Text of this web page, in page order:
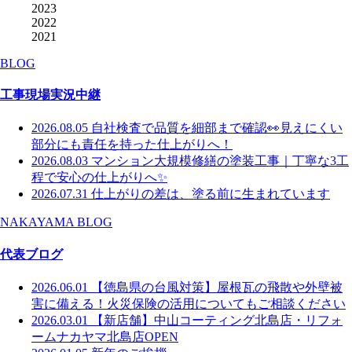
2023
2022
2021
BLOG
工事現場実況中継
2026.08.05 自社検査で品質を細部まで確認👀見えにくい
部分にも責任を持った仕上がりへ！
2026.08.03 マンション大規模修繕の塗装工事｜丁寧な3工
程で安心の仕上がりへ✨
2026.07.31 仕上がりの差は、塗る前に生まれています
NAKAYAMA BLOG
代表ブログ
2026.06.01
【徳島県の台風対策】屋根瓦の飛散や外壁被
害に備える！火災保険の活用についてもご相談ください
2026.03.01
【新店舗】中山コーティング北島店・リフォ
ームナカヤマ北島店OPEN